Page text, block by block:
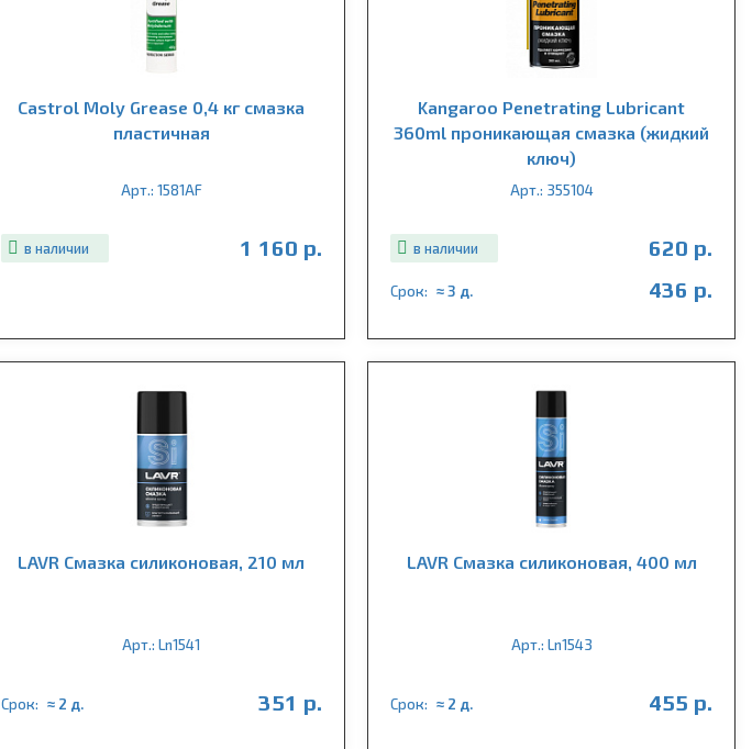
Castrol Moly Grease 0,4 кг смазка
пластичная
Арт.: 1581AF
в наличии 1 160 р.
Kangaroo Penetrating Lubricant
360ml проникающая смазка (жидкий
ключ)
Арт.: 355104
в наличии 620 р.
Срок: ≈ 3 д. 436 р.
LAVR Cмазка cиликоновая, 210 мл
Арт.: Ln1541
Срок: ≈ 2 д. 351 р.
LAVR Cмазка cиликоновая, 400 мл
Арт.: Ln1543
Срок: ≈ 2 д. 455 р.